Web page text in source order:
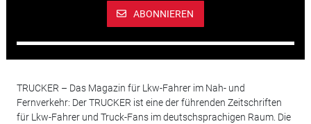
ABONNIEREN
TRUCKER – Das Magazin für Lkw-Fahrer im Nah- und
Fernverkehr: Der TRUCKER ist eine der führenden Zeitschriften
für Lkw-Fahrer und Truck-Fans im deutschsprachigen Raum. Die